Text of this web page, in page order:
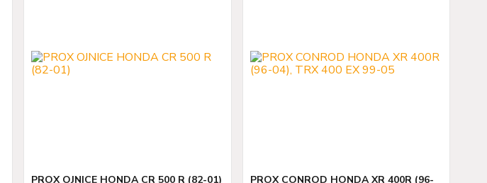
PROX OJNICE HONDA CR 500 R (82-01)
PROX CONROD HONDA XR 400R (96-